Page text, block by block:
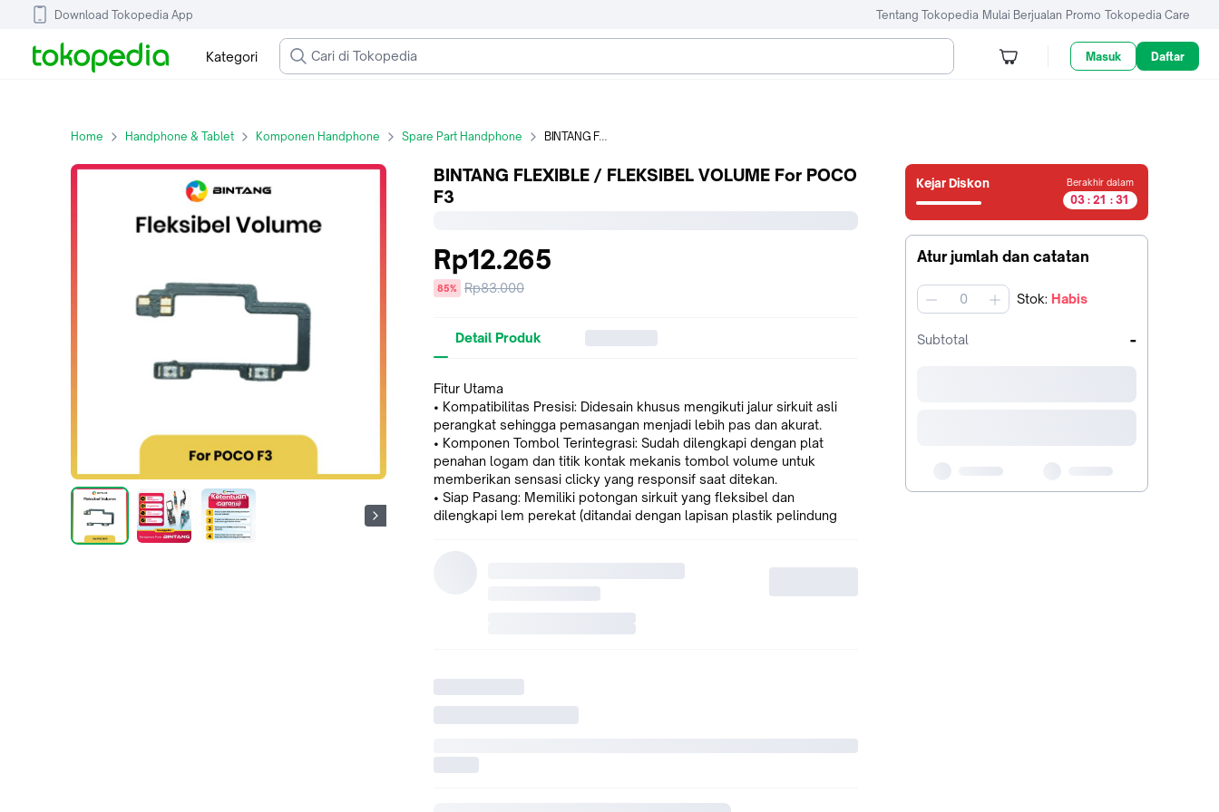
Download Tokopedia App Tentang Tokopedia Mulai Berjualan Promo Tokopedia Care
Kategori Masuk Daftar
Home Handphone & Tablet Komponen Handphone Spare Part Handphone BINTANG FLEXIBLE / FLEKSIBEL VOLUME For POCO F3
Kejar Diskon Berakhir dalam
0
0
0
3 :
0
2
0
1 :
0
3
0
1
3
Atur jumlah dan catatan
jumlah Stok: Habis
Subtotal -
BINTANG FLEXIBLE / FLEKSIBEL VOLUME For POCO
F3
Rp12.265
diskon
85%
Harga
Rp83.000
Detail Produk
Fitur Utama
• Kompatibilitas Presisi: Didesain khusus mengikuti jalur sirkuit asli
perangkat sehingga pemasangan menjadi lebih pas dan akurat.
• Komponen Tombol Terintegrasi: Sudah dilengkapi dengan plat
penahan logam dan titik kontak mekanis tombol volume untuk
memberikan sensasi clicky yang responsif saat ditekan.
• Siap Pasang: Memiliki potongan sirkuit yang fleksibel dan
dilengkapi lem perekat (ditandai dengan lapisan plastik pelindung
• Nama Produk: Fleksibel Volume / Volume Flex Cable
• Fungsi: Menghubungkan tombol fisik volume luar dengan papan
• Unit masih dalam masa garansi (15 Hari Setelah Pesanan Sampai)
• Wajib VIDEO UNBOXING PAKET & VIDEO PEMASANGAN
Garansi tidak berlaku jika:
• Kerusakan akibat dari kesalahan pemakaian/pemasangan (terkena